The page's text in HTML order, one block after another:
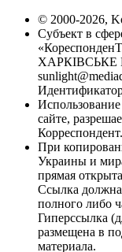
© 2000-2026,
Субъект в
ХАРКІВСЬКЕ
сайте,
При
Украины и
прямая
Ссылка должна
полного либо
Гиперссылка
размещена в
материала.